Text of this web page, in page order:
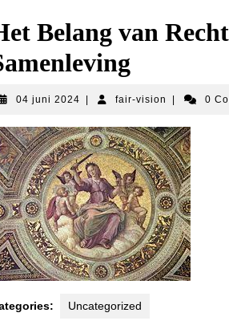
Belang van
04 juni 2024 04
2024
fair-vision fair-
0
Uncategorized